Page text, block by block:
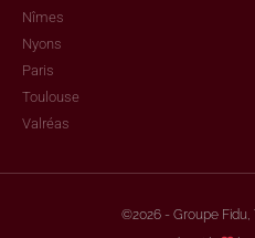
Nîmes
Nyons
Paris
Toulouse
Valréas
©2026 - Groupe Fidu,